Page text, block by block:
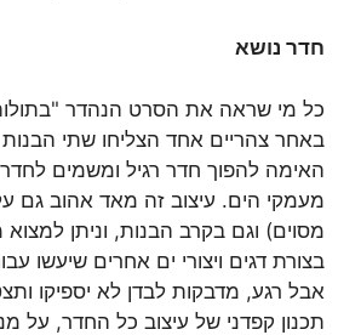
חדר נושא
כל מי שראה את הסרט הנהדר
באחר צהריים אחד הצליחו שתי
האימה להפוך חדר רגיל ומשמים
מעמקי הים. עיצוב זה מאד אהוב גם
מסוים) וגם בקרב הבנות, וניתן
בצורת דגים ויצורי ים אחרים שיעשו
אבל רגע, מדבקות לבדן לא יספיקו
תכנון קפדני של עיצוב כל החדר, על